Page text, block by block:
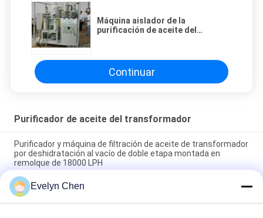
Máquina aislador de la
purificación de aceite del
Continuar
Purificador de aceite del transformador
Purificador y máquina de filtración de aceite de transformador
por deshidratación al vacío de doble etapa montada en
remolque de 18000 LPH
Restablecer la resistencia dieléctrica del aceite del
transformador a ≥ 75 kV en el lugar de trabajo para los
transformadores de 110 kV
Evelyn Chen